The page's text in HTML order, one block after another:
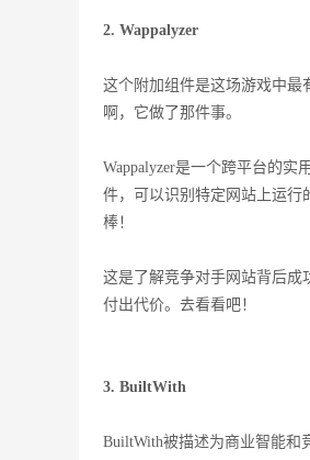
2. Wappalyzer
这个附加组件是这场游戏中
啊，它做了那件事。
Wappalyzer是一个跨平台的实
件，可以识别特定网站上运行
棒！
这是了解竞争对手网站背后成
付出代价。去看看吧！
3. BuiltWith
BuiltWith被描述为商业智能和